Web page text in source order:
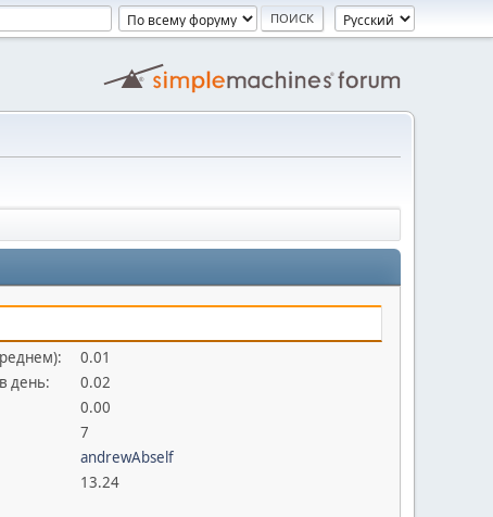
0.01
день:
0.02
0.00
7
andrewAbself
13.24